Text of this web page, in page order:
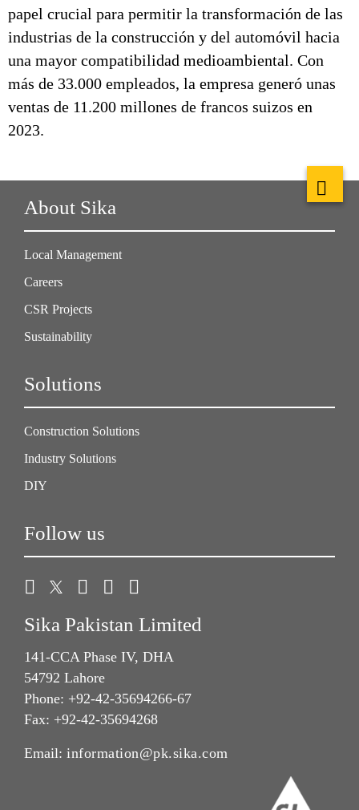
papel crucial para permitir la transformación de las
industrias de la construcción y del automóvil hacia
una mayor compatibilidad medioambiental. Con
más de 33.000 empleados, la empresa generó unas
ventas de 11.200 millones de francos suizos en
2023.
About Sika
Local Management
Careers
CSR Projects
Sustainability
Solutions
Construction Solutions
Industry Solutions
DIY
Follow us
Sika Pakistan Limited
141-CCA Phase IV, DHA
54792 Lahore
Phone: +92-42-35694266-67
Fax: +92-42-35694268
Email: information@pk.sika.com